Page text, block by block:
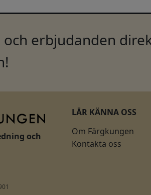
erbjudanden
och
LÄR KÄNNA OSS
Om Färgkungen
Kontakta oss